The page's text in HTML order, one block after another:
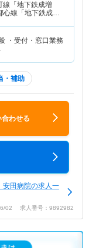
線「地下鉄成増
心線「地下鉄成増
・受付・窓口業務
・補助
わせる
田病院の求人一
02 求人番号：9892982